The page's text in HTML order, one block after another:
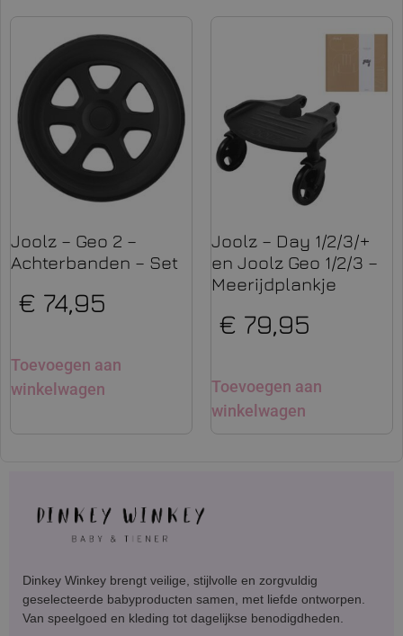
Joolz – Geo 2 –
Achterbanden – Set
€ 74,95
Toevoegen aan
winkelwagen
Joolz – Day 1/2/3/+
en Joolz Geo 1/2/3 –
Meerijdplankje
€ 79,95
Toevoegen aan
winkelwagen
Dinkey Winkey brengt veilige, stijlvolle en zorgvuldig
geselecteerde babyproducten samen, met liefde ontworpen.
Van speelgoed en kleding tot dagelijkse benodigdheden.